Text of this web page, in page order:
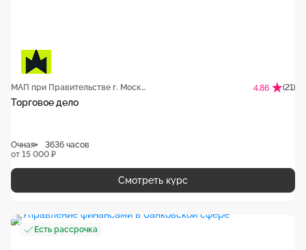
МАП при Правительстве г. Москвы 4.86 (21)
Торговое дело
Очная
3636 часов
от 15 000 ₽
Смотреть курс
Есть рассрочка